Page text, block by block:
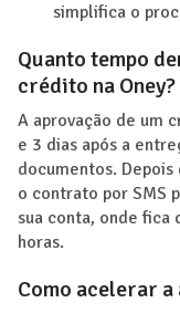
simplifica o
Quanto tempo
crédito na Oney?
A aprovação de um
e 3 dias após a
documentos.
o contrato por SMS
sua conta, onde fica
horas.
Como acelerar